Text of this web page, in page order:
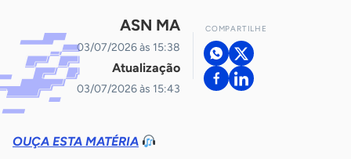
ASN MA
03/07/2026 às 15:38
Atualização
03/07/2026 às 15:43
COMPARTILHE
OUÇA ESTA MATÉRIA